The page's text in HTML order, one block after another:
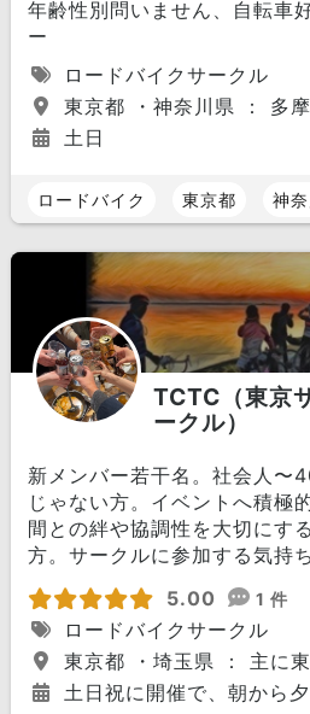
年齢性別問いません、自転車
ー
ロードバイクサークル
東京都 ・神奈川県 ： 多
土日
ロードバイク 東京都 神
TCTC（東京
ークル）
新メンバー若干名。社会人〜
じゃない方。イベントへ積極
間との絆や協調性を大切にす
方。サークルに参加する気持
5.00
1 件
ロードバイクサークル
東京都 ・埼玉県 ： 主に
土日祝に開催で、朝から夕